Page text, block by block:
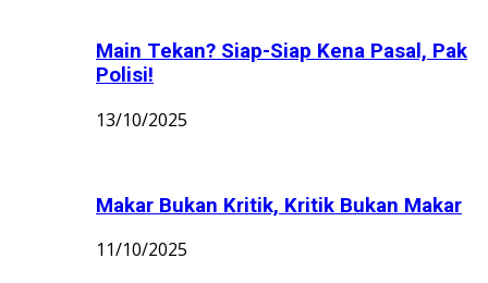
Main Tekan? Siap-Siap Kena Pasal, Pak
Polisi!
13/10/2025
Makar Bukan Kritik, Kritik Bukan Makar
11/10/2025